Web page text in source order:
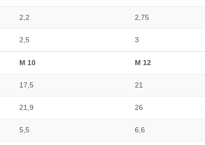
2,2 2,75
2,5 3
M 10 M 12
17,5 21
21,9 26
5,5 6,6